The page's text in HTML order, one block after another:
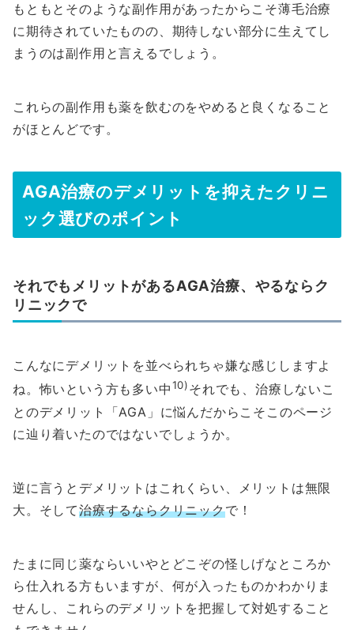
もともとそのような副作用があったからこそ薄毛治療
に期待されていたものの、期待しない部分に生えてし
まうのは副作用と言えるでしょう。
これらの副作用も薬を飲むのをやめると良くなること
がほとんどです。
AGA治療のデメリットを抑えたクリニ
ック選びのポイント
それでもメリットがあるAGA治療、やるならク
リニックで
こんなにデメリットを並べられちゃ嫌な感じしますよ
ね。怖いという方も多い中10)それでも、治療しないこ
とのデメリット「AGA」に悩んだからこそこのページ
に辿り着いたのではないでしょうか。
逆に言うとデメリットはこれくらい、メリットは無限
大。そして治療するならクリニックで！
たまに同じ薬ならいいやとどこぞの怪しげなところか
ら仕入れる方もいますが、何が入ったものかわかりま
せんし、これらのデメリットを把握して対処すること